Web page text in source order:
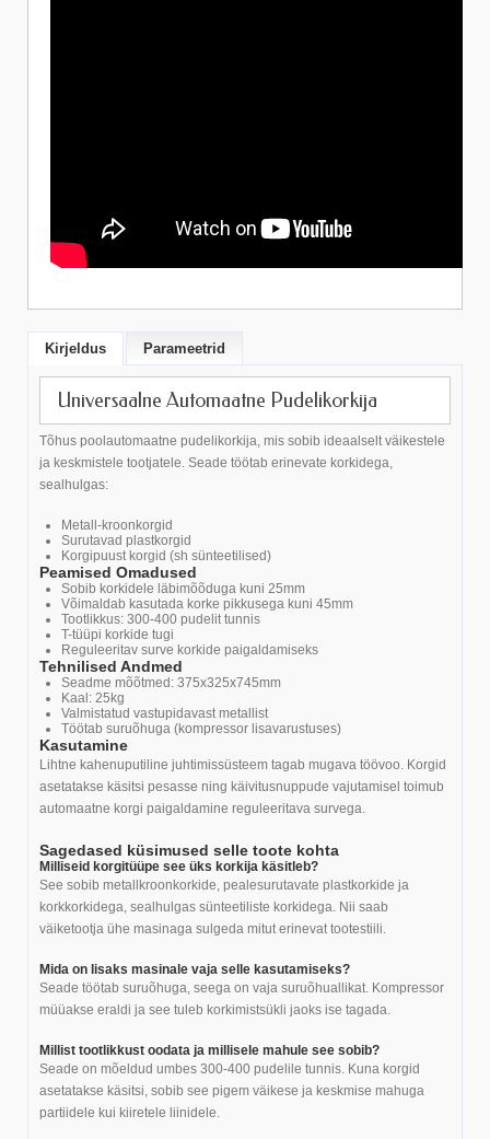
Kirjeldus Parameetrid
Universaalne Automaatne Pudelikorkija
Tõhus poolautomaatne pudelikorkija, mis sobib ideaalselt väikestele
ja keskmistele tootjatele. Seade töötab erinevate korkidega,
sealhulgas:
Metall-kroonkorgid
Surutavad plastkorgid
Korgipuust korgid (sh sünteetilised)
Peamised Omadused
Sobib korkidele läbimõõduga kuni 25mm
Võimaldab kasutada korke pikkusega kuni 45mm
Tootlikkus: 300-400 pudelit tunnis
T-tüüpi korkide tugi
Reguleeritav surve korkide paigaldamiseks
Tehnilised Andmed
Seadme mõõtmed: 375x325x745mm
Kaal: 25kg
Valmistatud vastupidavast metallist
Töötab suruõhuga (kompressor lisavarustuses)
Kasutamine
Lihtne kahenuputiline juhtimissüsteem tagab mugava töövoo. Korgid
asetatakse käsitsi pesasse ning käivitusnuppude vajutamisel toimub
automaatne korgi paigaldamine reguleeritava survega.
Sagedased küsimused selle toote kohta
Milliseid korgitüüpe see üks korkija käsitleb?
See sobib metallkroonkorkide, pealesurutavate plastkorkide ja
korkkorkidega, sealhulgas sünteetiliste korkidega. Nii saab
väiketootja ühe masinaga sulgeda mitut erinevat tootestiili.
Mida on lisaks masinale vaja selle kasutamiseks?
Seade töötab suruõhuga, seega on vaja suruõhuallikat. Kompressor
müüakse eraldi ja see tuleb korkimistsükli jaoks ise tagada.
Millist tootlikkust oodata ja millisele mahule see sobib?
Seade on mõeldud umbes 300-400 pudelile tunnis. Kuna korgid
asetatakse käsitsi, sobib see pigem väikese ja keskmise mahuga
partiidele kui kiiretele liinidele.